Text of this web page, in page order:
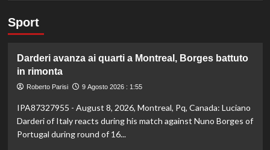
Sport
Darderi avanza ai quarti a Montreal, Borges battuto
in rimonta
Roberto Parisi 9 Agosto 2026 : 1:55
IPA87327955 - August 8, 2026, Montreal, Pq, Canada: Luciano
Darderi of Italy reacts during his match against Nuno Borges of
Portugal during round of 16...